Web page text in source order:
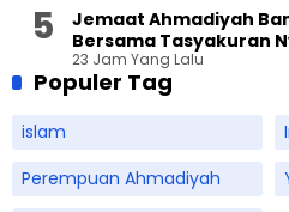
Jemaat Ahmadiyah
Bersama Tasyakuran
23 Jam Yang Lalu
Populer Tag
islam
Perempuan Ahmadiyah